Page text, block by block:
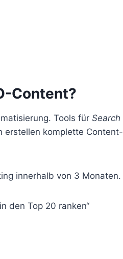
Content?
Tools für Search
erstellen komplette Content-
innerhalb von 3 Monaten.
den Top 20 ranken“